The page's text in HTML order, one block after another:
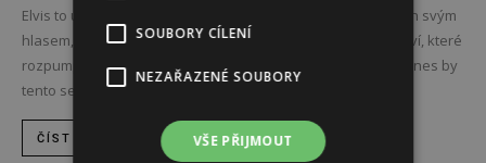
Elvis to uměl na podiu rozjet. Fanynky přiváděl do varu nejen svým
hlasem, sexy zjevem ale hlavně „nemravnými“ pohyby pánví, které
rozpumpovaly krev v žilách mnoha americkým puritánům. Dnes by
tento sexsymbol 50. a 60. let oslavil 85. narozeniny....
ČÍST DÁL
SOUBORY CÍLENÍ
NEZAŘAZENÉ SOUBORY
VŠE PŘIJMOUT